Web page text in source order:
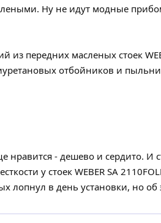
Ну не идут модные
передних масленых стоек
отбойников и
нравится - дешево и сердито.
у стоек WEBER SA
лопнул в день установки, но об